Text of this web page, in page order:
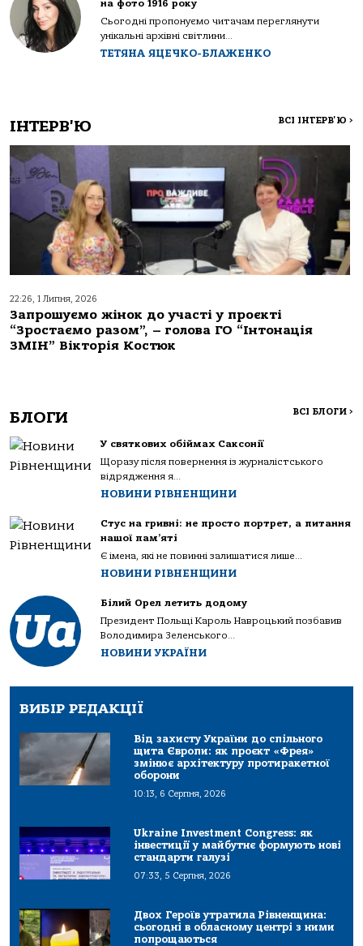
на фото 1916 року
Сьогодні пропонуємо читачам переглянути
унікальні архівні світлини...
ТЕТЯНА ЯЦЕЧКО-БЛАЖЕНКО
ІНТЕРВ'Ю ВСІ ІНТЕРВ'Ю >
22:26, 1 Липня, 2026
Запрошуємо жінок до участі у проєкті
“Зростаємо разом”, – голова ГО “Інтонація
ЗМІН” Вікторія Костюк
БЛОГИ ВСІ БЛОГИ >
У святкових обіймах Саксонії
Щоразу після повернення із журналістського
відрядження я...
НОВИНИ РІВНЕНЩИНИ
Стус на гривні: не просто портрет, а питання
нашої пам’яті
Є імена, які не повинні залишатися лише...
НОВИНИ РІВНЕНЩИНИ
Білий Орел летить додому
Президент Польщі Кароль Навроцький позбавив
Володимира Зеленського...
НОВИНИ УКРАЇНИ
ВИБІР РЕДАКЦІЇ
Від захисту України до спільного
щита Європи: як проєкт «Фрея»
змінює архітектуру протиракетної
оборони
10:13, 6 Серпня, 2026
Ukraine Investment Congress: як
інвестиції у майбутнє формують нові
стандарти галузі
07:33, 5 Серпня, 2026
Двох Героїв утратила Рівненщина:
сьогодні в обласному центрі з ними
попрощаються